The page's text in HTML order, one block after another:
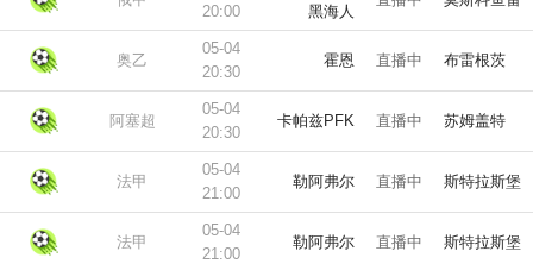
20:00 黑海人
奥乙
05-04
20:30
霍恩 直播中 布雷根茨
阿塞超
05-04
20:30
卡帕兹PFK 直播中 苏姆盖特
法甲
05-04
21:00
勒阿弗尔 直播中 斯特拉斯堡
法甲
05-04
21:00
勒阿弗尔 直播中 斯特拉斯堡